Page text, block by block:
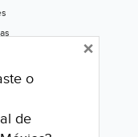
o
de
×